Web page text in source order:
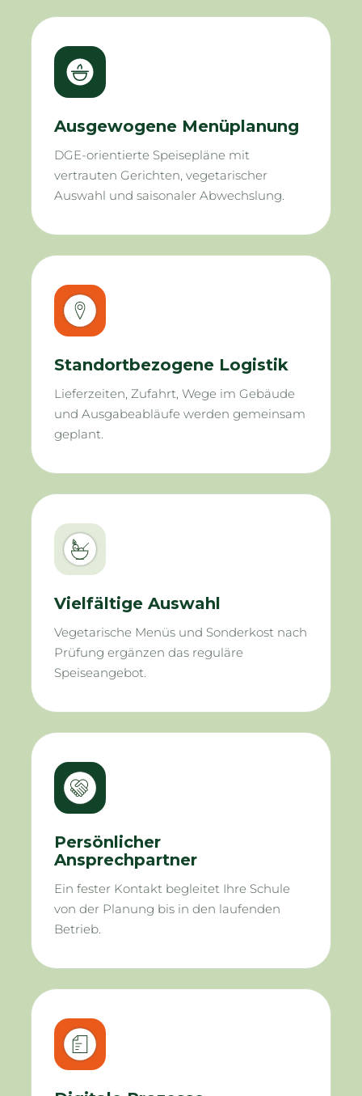
Ausgewogene Menüplanung
DGE-orientierte Speisepläne mit
vertrauten Gerichten, vegetarischer
Auswahl und saisonaler Abwechslung.
Standortbezogene Logistik
Lieferzeiten, Zufahrt, Wege im Gebäude
und Ausgabeabläufe werden gemeinsam
geplant.
Vielfältige Auswahl
Vegetarische Menüs und Sonderkost nach
Prüfung ergänzen das reguläre
Speiseangebot.
Persönlicher
Ansprechpartner
Ein fester Kontakt begleitet Ihre Schule
von der Planung bis in den laufenden
Betrieb.